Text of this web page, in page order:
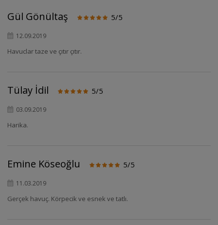
Gül Gönültaş 5/5
12.09.2019
Havuclar taze ve çıtır çıtır.
Tülay İdil 5/5
03.09.2019
Harika.
Emine Köseoğlu 5/5
11.03.2019
Gerçek havuç. Körpecik ve esnek ve tatlı.